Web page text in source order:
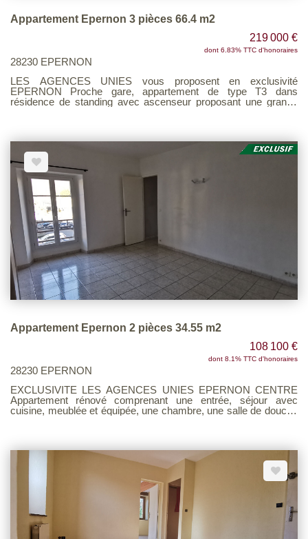
Appartement Epernon 3 pièces 66.4 m2
219 000 €
dont 6.83% TTC d'honoraires
28230 EPERNON
LES AGENCES UNIES vous proposent en exclusivité
EPERNON Proche gare, appartement de type T3 dans
résidence de standing avec ascenseur proposant une grande
fermé en sous-sol. Eau froide dans les charges. Si vous
souhaitez vivre dans un cadre idéal tout en étant à proximité
d'une gare, n'attendez plus ! Voir page 9 du Barème
d'honoraires consultable sur notre site
Appartement Epernon 2 pièces 34.55 m2
108 100 €
dont 8.1% TTC d'honoraires
28230 EPERNON
EXCLUSIVITE LES AGENCES UNIES EPERNON CENTRE
Appartement rénové comprenant une entrée, séjour avec
cuisine, meublée et équipée, une chambre, une salle de douche